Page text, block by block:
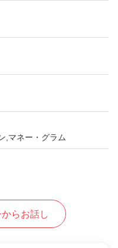
,マネー・グラム
らお話し